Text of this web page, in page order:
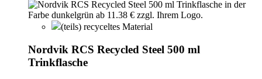
(teils) recyceltes Material
Nordvik RCS Recycled Steel 500 ml
Trinkflasche